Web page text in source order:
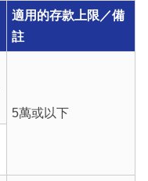
適用的存款上限／備
註
5萬或以下